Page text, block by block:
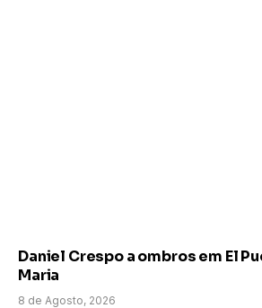
Daniel Crespo a ombros em El
Maria
8 de Agosto, 2026